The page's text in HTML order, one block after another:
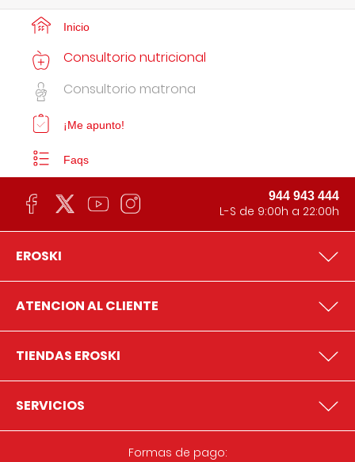
Inicio
Consultorio nutricional
Consultorio matrona
¡Me apunto!
Faqs
944 943 444
L-S de 9:00h a 22:00h
EROSKI
ATENCION AL CLIENTE
TIENDAS EROSKI
SERVICIOS
Formas de pago: